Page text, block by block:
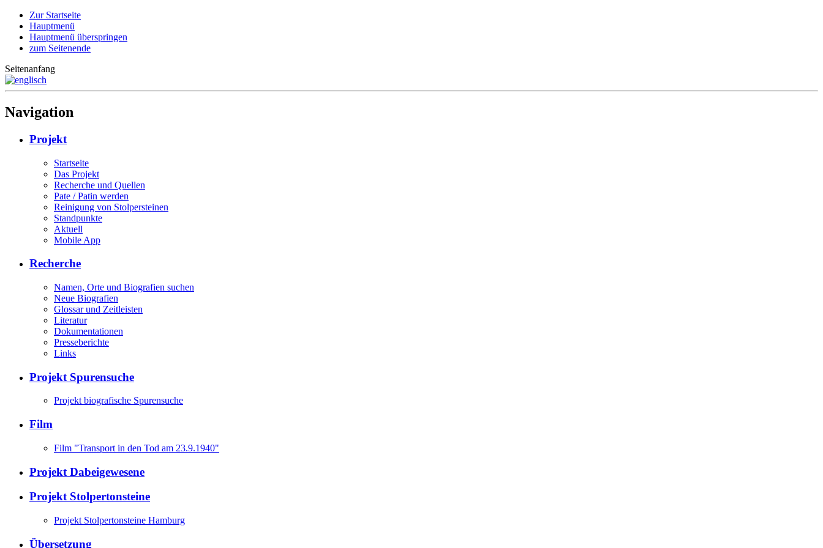
Zur Startseite
Hauptmenü
Hauptmenü überspringen
zum Seitenende
Seitenanfang
Navigation
Projekt
Startseite
Das Projekt
Recherche und Quellen
Pate / Patin werden
Reinigung von Stolpersteinen
Standpunkte
Aktuell
Mobile App
Recherche
Namen, Orte und Biografien suchen
Neue Biografien
Glossar und Zeitleisten
Literatur
Dokumentationen
Presseberichte
Links
Projekt Spurensuche
Projekt biografische Spurensuche
Film
Film "Transport in den Tod am 23.9.1940"
Projekt Dabeigewesene
Projekt Stolpertonsteine
Projekt Stolpertonsteine Hamburg
Übersetzung